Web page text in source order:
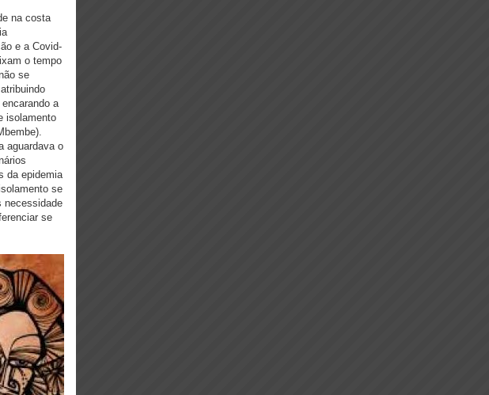
na costa
e a Covid-
o tempo
se
a
isolamento
aguardava o
da epidemia
se
necessidade
se